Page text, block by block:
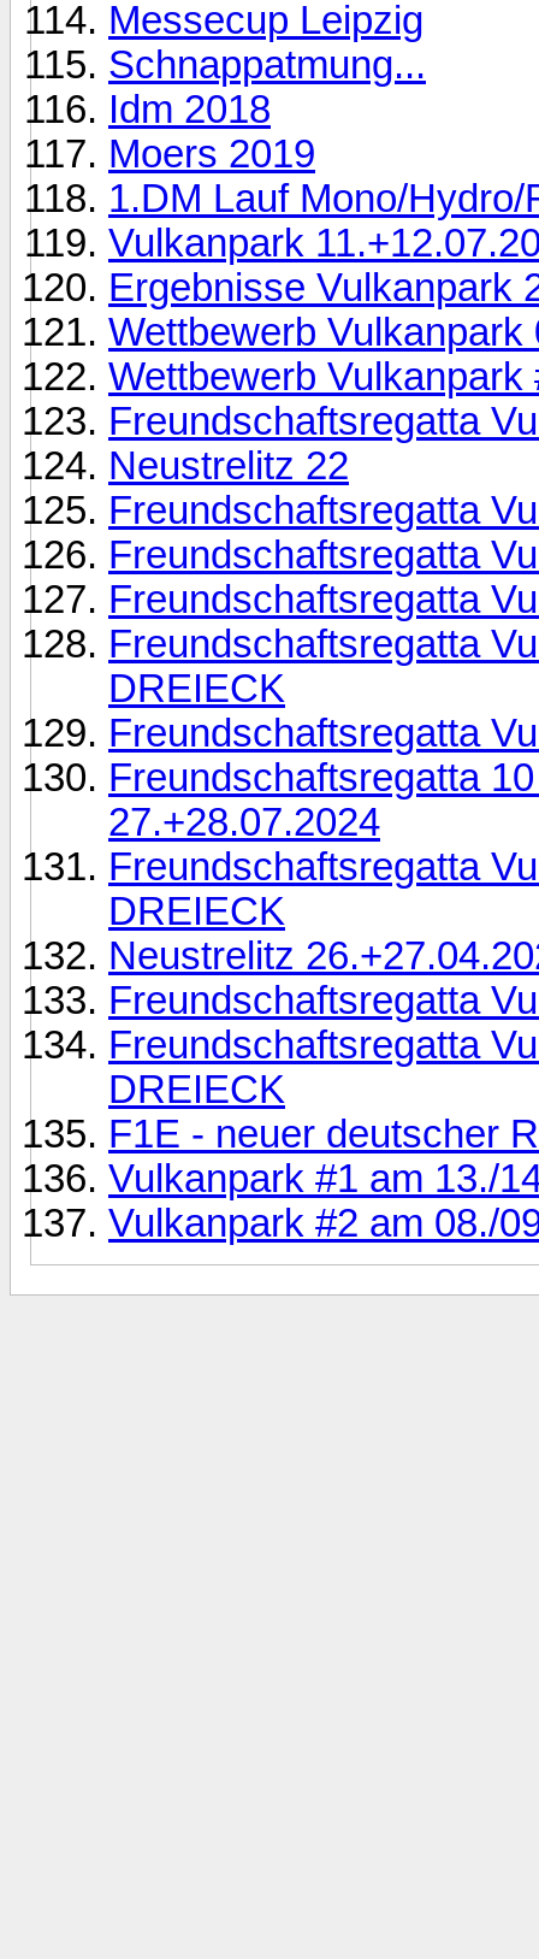
Messecup Leipzig
Schnappatmung...
Idm 2018
Moers 2019
1.DM Lauf Mono/Hydro/
Vulkanpark
Ergebnisse Vulkanpark
Wettbewerb Vulkanpark
Wettbewerb
Freundschaftsregatta
Neustrelitz 22
Freundschaftsregatta
Freundschaftsregatta
Freundschaftsregatta
Freundschaftsregatta
DREIECK
Freundschaftsregatta
Freundschaftsregatta
27.+28.07.2024
Freundschaftsregatta
DREIECK
Neustrelitz
Freundschaftsregatta
Freundschaftsregatta
DREIECK
F1E - neuer deutscher
Vulkanpark #1 am 13./
Vulkanpark #2 am 08./